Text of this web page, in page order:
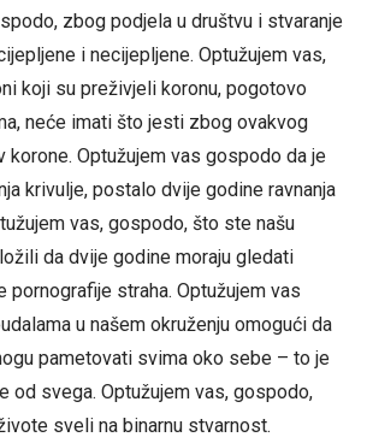
zbog podjela u društvu i stvaranje
i necijepljene. Optužujem vas,
koji su preživjeli koronu, pogotovo
neće imati što jesti zbog ovakvog
korone. Optužujem vas gospodo da je
krivulje, postalo dvije godine ravnanja
vas, gospodo, što ste našu
da dvije godine moraju gledati
pornografije straha. Optužujem vas
u našem okruženju omogući da
pametovati svima oko sebe – to je
od svega. Optužujem vas, gospodo,
sveli na binarnu stvarnost.